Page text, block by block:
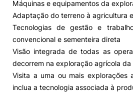
Máquinas e equipamentos da
Adaptação do terreno à agricultura
Tecnologias de gestão e
convencional e sementeira direta
Visão integrada de todas as
decorrem na exploração agrícola da
Visita a uma ou mais explorações
inclua a tecnologia associada à